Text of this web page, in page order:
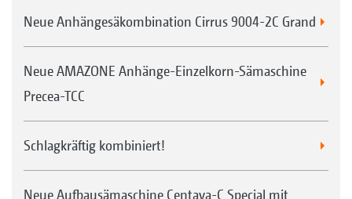
Neue Anhängesäkombination Cirrus 9004-2C Grand
Neue AMAZONE Anhänge-Einzelkorn-Sämaschine
Precea-TCC
Schlagkräftig kombiniert!
Neue Aufbausämaschine Centaya-C Special mit